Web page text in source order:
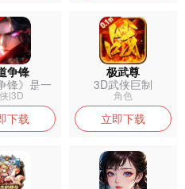
争锋
锋》是一
质3D...
|3D
下载
极武尊
3D武侠巨制
角色
立即下载